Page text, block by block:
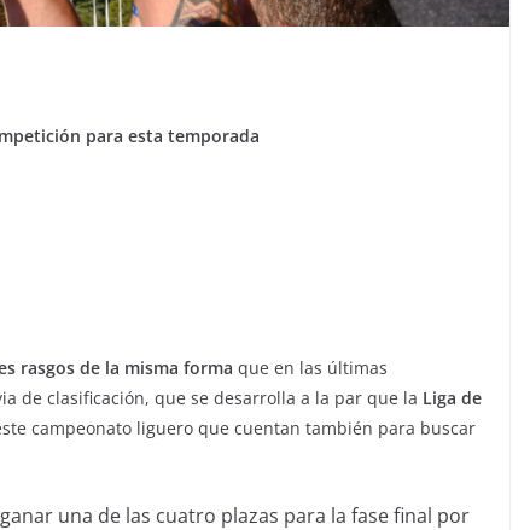
para esta temporada
rasgos de la misma forma que en las últimas
de clasificación, que se desarrolla a la par que la Liga de
campeonato liguero que cuentan también para buscar
una de las cuatro plazas para la fase final por